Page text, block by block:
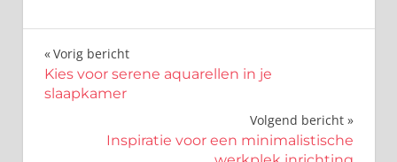
Bericht
navigatie
Vorig bericht
Kies voor serene aquarellen in je
slaapkamer
Volgend bericht
Inspiratie voor een minimalistische